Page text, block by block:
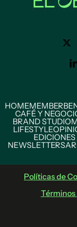
HOMEMEMBER
CAFÉ Y
BRAND STUDIO
LIFESTYLE
NEWSLETTERS
Políticas de